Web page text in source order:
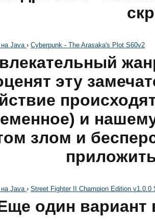
Java › Cyberpunk - The Arasaka's Plot S60v2
эту
и
злом и
Java › Street Fighter II Champion Edition v1.0.0
один вариант